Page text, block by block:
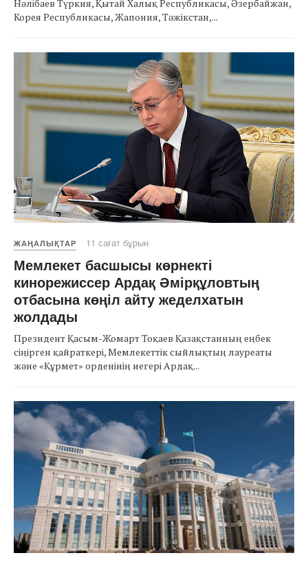
Нәлібаев Түркия, Қытай Халық Республикасы, Әзербайжан,
Корея Республикасы, Жапония, Тәжікстан,...
ЖАҢАЛЫҚТАР 11 сағат бұрын
Мемлекет басшысы көрнекті
кинорежиссер Ардақ Әмірқұловтың
отбасына көңіл айту жеделхатын
жолдады
Президент Қасым-Жомарт Тоқаев Қазақстанның еңбек
сіңірген қайраткері, Мемлекеттік сыйлықтың лауреаты
және «Құрмет» орденінің иегері Ардақ...